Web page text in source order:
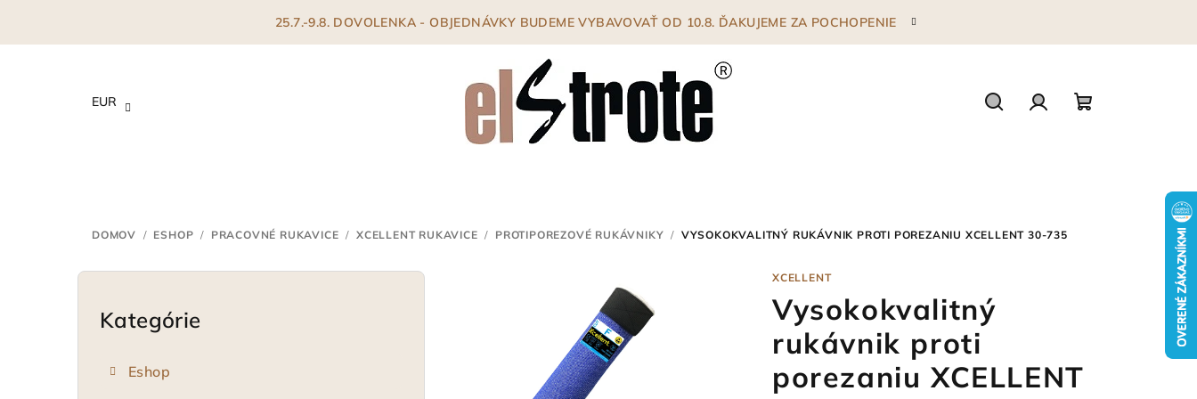
25.7.-9.8. DOVOLENKA - OBJEDNÁVKY BUDEME VYBAVOVAŤ OD 10.8. ĎAKUJEME ZA POCHOPENIE
EUR
DOMOV / ESHOP / PRACOVNÉ RUKAVICE / XCELLENT RUKAVICE / PROTIPOREZOVÉ RUKÁVNIKY / VYSOKOKVALITNÝ RUKÁVNIK PROTI POREZANIU XCELLENT 30-735
B
Preskočiť
kategórie
Kategórie
Eshop
XCELLENT
Vysokokvalitný
rukávnik proti
porezaniu XCELLENT